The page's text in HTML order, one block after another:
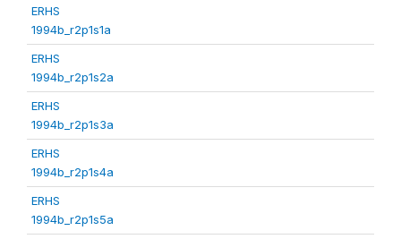
ERHS
1994b_r2p1s1a
ERHS
1994b_r2p1s2a
ERHS
1994b_r2p1s3a
ERHS
1994b_r2p1s4a
ERHS
1994b_r2p1s5a